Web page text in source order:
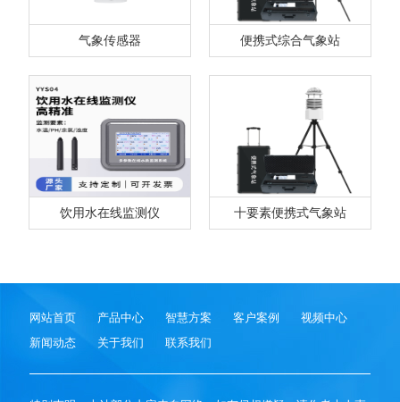
气象传感器 便携式综合气象站
饮用水在线监测仪 十要素便携式气象站
网站首页 产品中心 智慧方案 客户案例
视频中心
新闻动态
关于我们 联系我们